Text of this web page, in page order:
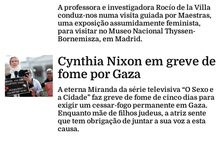
A professora e investigadora Rocío de la Villa
conduz-nos numa visita guiada por Maestras,
uma exposição assumidamente feminista,
para visitar no Museo Nacional Thyssen-
Bornemisza, em Madrid.
Cynthia Nixon em greve de
fome por Gaza
A eterna Miranda da série televisiva “O Sexo e
a Cidade” faz greve de fome de cinco dias para
exigir um cessar-fogo permanente em Gaza.
Enquanto mãe de filhos judeus, a atriz sente
que tem obrigação de juntar a sua voz a esta
causa.